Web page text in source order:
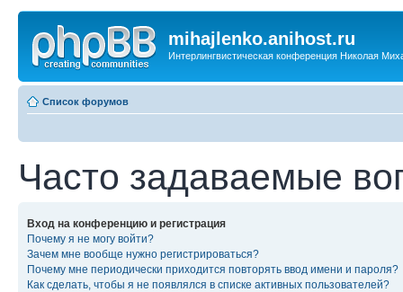
mihajlenko.anihost.ru
Интерлингвистическая конференция Николая
Список форумов
Часто задаваемые
Вход на конференцию и регистрация
Почему я не могу войти?
Зачем мне вообще нужно регистрироваться?
Почему мне периодически приходится повторять ввод имени и пароля?
Как сделать, чтобы я не появлялся в списке активных пользователей?